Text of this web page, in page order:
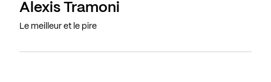
Alexis Tramoni
Le meilleur et le pire